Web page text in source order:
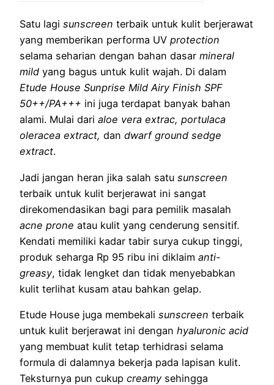
Satu lagi sunscreen terbaik untuk kulit berjerawat
yang memberikan performa UV protection
selama seharian dengan bahan dasar mineral
mild yang bagus untuk kulit wajah. Di dalam
Etude House Sunprise Mild Airy Finish SPF
50++/PA+++ ini juga terdapat banyak bahan
alami. Mulai dari aloe vera extrac, portulaca
oleracea extract, dan dwarf ground sedge
extract.
Jadi jangan heran jika salah satu sunscreen
terbaik untuk kulit berjerawat ini sangat
direkomendasikan bagi para pemilik masalah
acne prone atau kulit yang cenderung sensitif.
Kendati memiliki kadar tabir surya cukup tinggi,
produk seharga Rp 95 ribu ini diklaim anti-
greasy, tidak lengket dan tidak menyebabkan
kulit terlihat kusam atau bahkan gelap.
Etude House juga membekali sunscreen terbaik
untuk kulit berjerawat ini dengan hyaluronic acid
yang membuat kulit tetap terhidrasi selama
formula di dalamnya bekerja pada lapisan kulit.
Teksturnya pun cukup creamy sehingga